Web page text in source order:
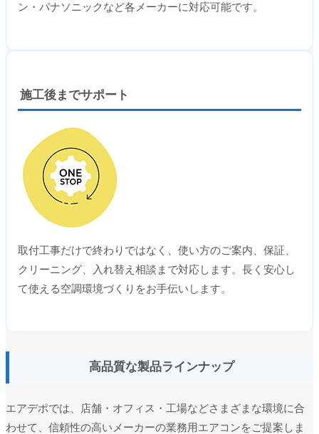
ン・パナソニックなど各メーカーに対応可能です。
施工後までサポート
取付工事だけで終わりではなく、使い方のご案内、保証、
クリーニング、入れ替え相談まで対応します。長く安心し
て使える空調環境づくりをお手伝いします。
高品質な製品ラインナップ
エアデポでは、店舗・オフィス・工場などさまざまな環境に合
わせて、信頼性の高いメーカーの業務用エアコンをご提案しま